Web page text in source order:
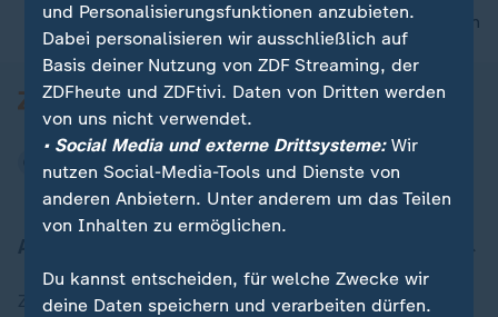
nach oben
Zuletzt veröffentlicht
und Personalisierungsfunktionen anzubieten.
Dabei personalisieren wir ausschließlich auf
Basis deiner Nutzung von ZDF Streaming, der
ZDFheute und ZDFtivi. Daten von Dritten werden
von uns nicht verwendet.
• Social Media und externe Drittsysteme:Wir
nutzen Social-Media-Tools und Dienste von
anderen Anbietern. Unter anderem um das Teilen
von Inhalten zu ermöglichen.
Du kannst entscheiden, für welche Zwecke wir
deine Daten speichern und verarbeiten dürfen.